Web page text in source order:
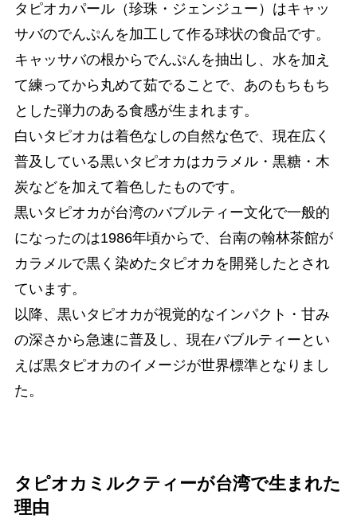
タピオカパール（珍珠・ジェンジュー）はキャッ
サバのでんぷんを加工して作る球状の食品です。
キャッサバの根からでんぷんを抽出し、水を加え
て練ってから丸めて茹でることで、あのもちもち
とした弾力のある食感が生まれます。
白いタピオカは着色なしの自然な色で、現在広く
普及している黒いタピオカはカラメル・黒糖・木
炭などを加えて着色したものです。
黒いタピオカが台湾のバブルティー文化で一般的
になったのは1986年頃からで、台南の翰林茶館が
カラメルで黒く染めたタピオカを開発したとされ
ています。
以降、黒いタピオカが視覚的なインパクト・甘み
の深さから急速に普及し、現在バブルティーとい
えば黒タピオカのイメージが世界標準となりまし
た。
タピオカミルクティーが台湾で生まれた
理由